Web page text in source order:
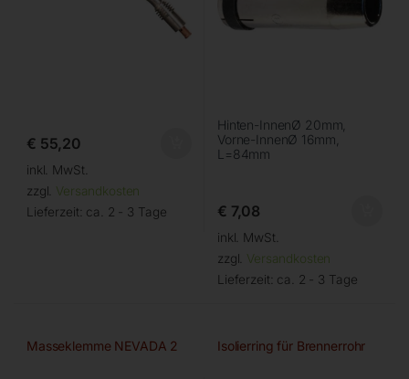
€ 55,20
inkl. MwSt.
zzgl. Versandkosten
Lieferzeit: ca. 2 - 3 Tage
Hinten-InnenØ 20mm,
Vorne-InnenØ 16mm,
L=84mm
€ 7,08
inkl. MwSt.
zzgl. Versandkosten
Lieferzeit: ca. 2 - 3 Tage
Masseklemme NEVADA 2 Isolierring für Brennerrohr